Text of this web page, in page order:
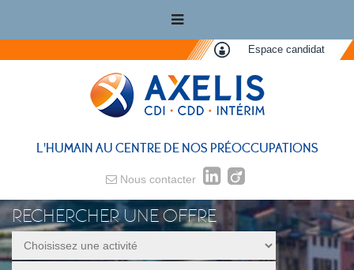
Espace candidat
L'HUMAIN AU CENTRE DE NOS PRÉOCCUPATIONS
Nous contacter
RECHERCHER UNE OFFRE